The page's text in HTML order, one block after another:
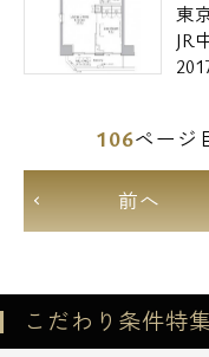
東
JR
106ページ
前へ
こだわり条件特